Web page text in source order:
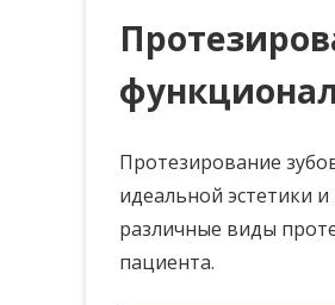
Протезирование
идеальной эстетики
различные виды
пациента.